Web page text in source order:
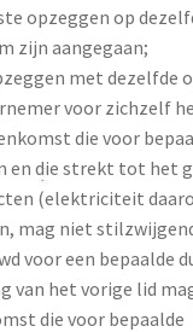
opzeggen op
zijn aangegaan;
met dezelfde
voor zichzelf
die voor
en die strekt tot het
(elektriciteit
mag niet
voor een bepaalde
van het vorige lid
die voor